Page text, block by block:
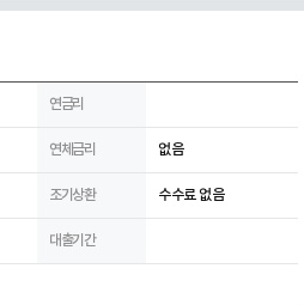
연금리
연체금리 없음
조기상환 수수료 없음
대출기간